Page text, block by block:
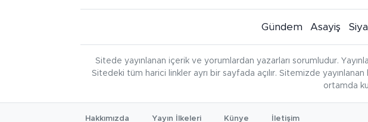
Gündem Asayiş
Sitede yayınlanan içerik ve yorumlardan yazarları sorumludur.
Sitedeki tüm harici linkler ayrı bir sayfada açılır. Sitemizde
ortamda
Hakkımızda Yayın İlkeleri Künye İletişim